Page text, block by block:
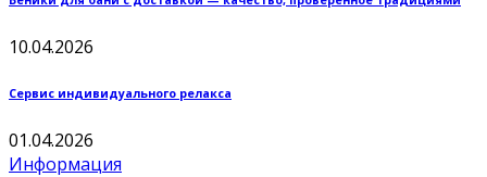
10.04.2026
Сервис индивидуального релакса
01.04.2026
Информация